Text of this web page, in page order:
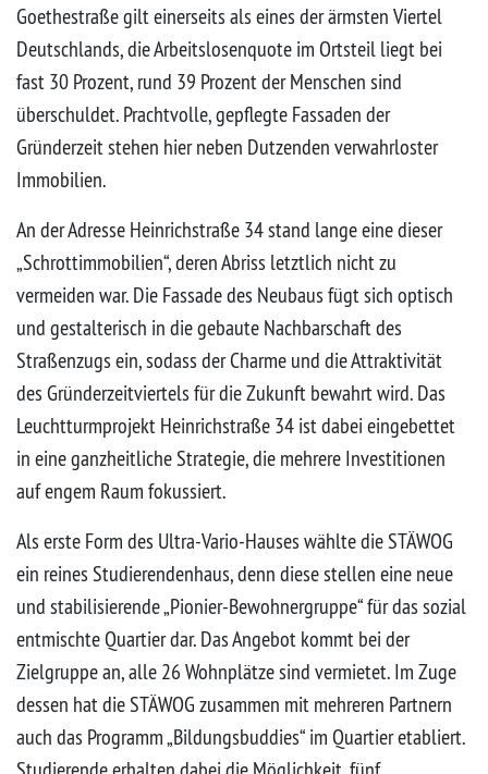
Goethestraße gilt einerseits als eines der ärmsten Viertel
Deutschlands, die Arbeitslosenquote im Ortsteil liegt bei
fast 30 Prozent, rund 39 Prozent der Menschen sind
überschuldet. Prachtvolle, gepflegte Fassaden der
Gründerzeit stehen hier neben Dutzenden verwahrloster
Immobilien.
An der Adresse Heinrichstraße 34 stand lange eine dieser
„Schrottimmobilien“, deren Abriss letztlich nicht zu
vermeiden war. Die Fassade des Neubaus fügt sich optisch
und gestalterisch in die gebaute Nachbarschaft des
Straßenzugs ein, sodass der Charme und die Attraktivität
des Gründerzeitviertels für die Zukunft bewahrt wird. Das
Leuchtturmprojekt Heinrichstraße 34 ist dabei eingebettet
in eine ganzheitliche Strategie, die mehrere Investitionen
auf engem Raum fokussiert.
Als erste Form des Ultra-Vario-Hauses wählte die STÄWOG
ein reines Studierendenhaus, denn diese stellen eine neue
und stabilisierende „Pionier-Bewohnergruppe“ für das sozial
entmischte Quartier dar. Das Angebot kommt bei der
Zielgruppe an, alle 26 Wohnplätze sind vermietet. Im Zuge
dessen hat die STÄWOG zusammen mit mehreren Partnern
auch das Programm „Bildungsbuddies“ im Quartier etabliert.